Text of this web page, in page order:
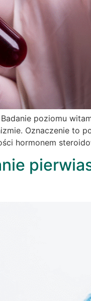
poziomu
Oznaczenie to
hormonem